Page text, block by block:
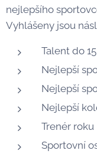
nejlepšího
Vyhlášeny jsou
Talent do
Nejlepší
Nejlepší
Nejlepší
Trenér roku
Sportovní